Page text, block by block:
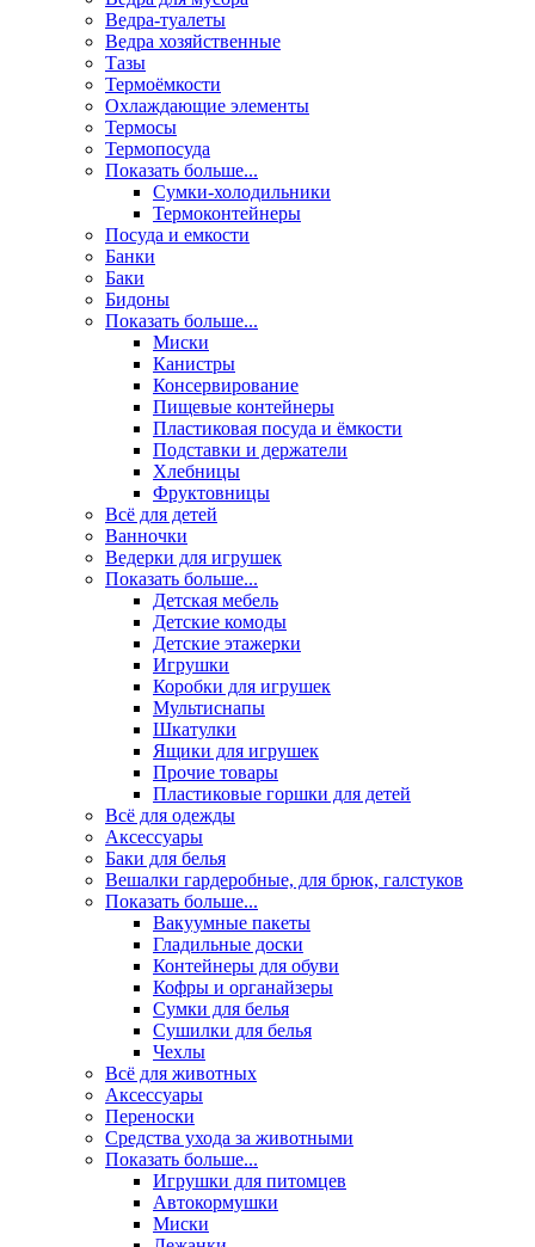
Ведра-туалеты
Ведра хозяйственные
Тазы
Термоёмкости
Охлаждающие элементы
Термосы
Термопосуда
Показать больше...
Сумки-холодильники
Термоконтейнеры
Посуда и емкости
Банки
Баки
Бидоны
Показать больше...
Миски
Канистры
Консервирование
Пищевые контейнеры
Пластиковая посуда и ёмкости
Подставки и держатели
Хлебницы
Фруктовницы
Всё для детей
Ванночки
Ведерки для игрушек
Показать больше...
Детская мебель
Детские комоды
Детские этажерки
Игрушки
Коробки для игрушек
Мультиснапы
Шкатулки
Ящики для игрушек
Прочие товары
Пластиковые горшки для детей
Всё для одежды
Аксессуары
Баки для белья
Вешалки гардеробные, для брюк, галстуков
Показать больше...
Вакуумные пакеты
Гладильные доски
Контейнеры для обуви
Кофры и органайзеры
Сумки для белья
Сушилки для белья
Чехлы
Всё для животных
Аксесcуары
Переноски
Средства ухода за животными
Показать больше...
Игрушки для питомцев
Автокормушки
Миски